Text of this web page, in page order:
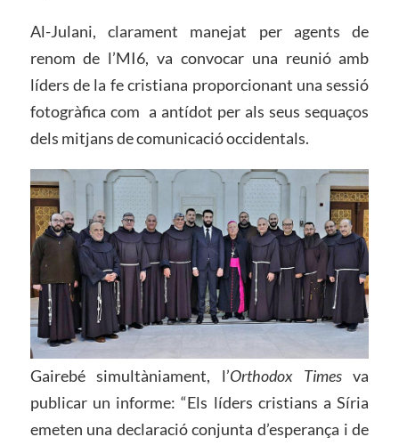
Al-Julani, clarament manejat per agents de
renom de l’MI6, va convocar una reunió amb
líders de la fe cristiana proporcionant una sessió
fotogràfica com a antídot per als seus sequaços
dels mitjans de comunicació occidentals.
Gairebé simultàniament, l’Orthodox Timesva
publicar un informe: “Els líders cristians a Síria
emeten una declaració conjunta d’esperança i de